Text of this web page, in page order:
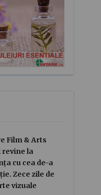
Film & Arts
revine la
cu cea de-a
Zece zile de
vizuale